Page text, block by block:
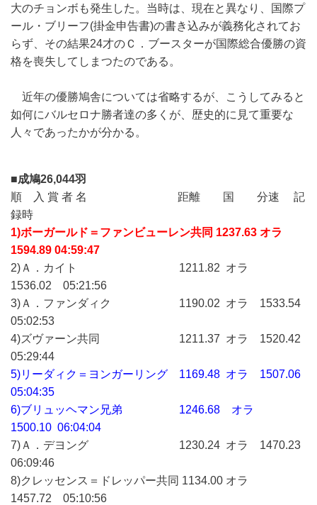
大のチョンボも発生した。当時は、現在と異なり、国際プ
ール・ブリーフ(掛金申告書)の書き込みが義務化されてお
らず、その結果24才のＣ．ブースターが国際総合優勝の資
格を喪失してしまつたのである。
近年の優勝鳩舎については省略するが、こうしてみると
如何にバルセロナ勝者達の多くが、歴史的に見て重要な
人々であったかが分かる。
■成鳩26,044羽
順 入 賞 者 名 距離 国 分速 記
録時
1)ボーガールド＝ファンビューレン共同 1237.63 オラ
1594.89 04:59:47
2)Ａ．カイト 1211.82 オラ
1536.02 05:21:56
3)Ａ．ファンダィク 1190.02 オラ 1533.54
05:02:53
4)ズヴァーン共同 1211.37 オラ 1520.42
05:29:44
5)リーダィク＝ヨンガーリング 1169.48 オラ 1507.06
05:04:35
6)ブリュッヘマン兄弟 1246.68 オラ
1500.10 06:04:04
7)Ａ．デヨング 1230.24 オラ 1470.23
06:09:46
8)クレッセンス＝ドレッパー共同 1134.00 オラ
1457.72 05:10:56